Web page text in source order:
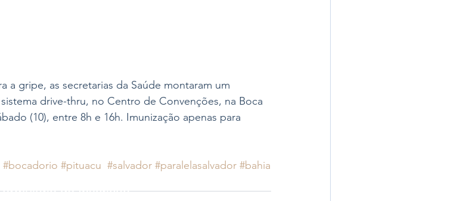
a gripe, as secretarias da Saúde montaram um
drive-thru, no Centro de Convenções, na Boca
(10), entre 8h e 16h. Imunização apenas para
#bocadorio #pituacu #salvador #paralelasalvador #bahia
de Inscrição